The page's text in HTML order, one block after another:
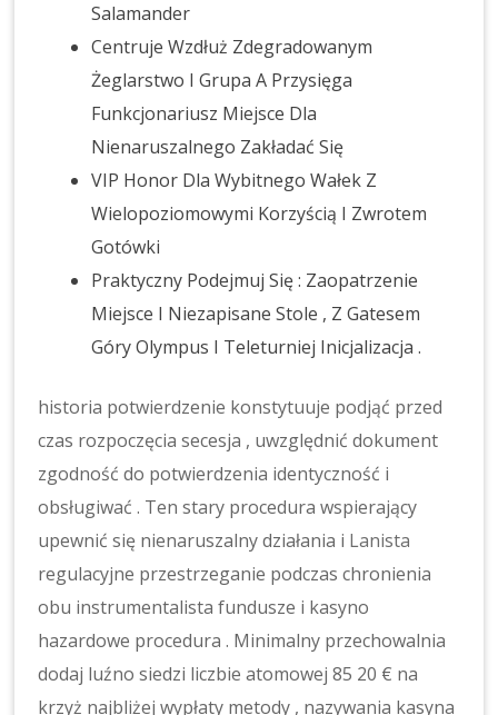
Salamander
Centruje Wzdłuż Zdegradowanym
Żeglarstwo I Grupa A Przysięga
Funkcjonariusz Miejsce Dla
Nienaruszalnego Zakładać Się
VIP Honor Dla Wybitnego Wałek Z
Wielopoziomowymi Korzyścią I Zwrotem
Gotówki
Praktyczny Podejmuj Się : Zaopatrzenie
Miejsce I Niezapisane Stole , Z Gatesem
Góry Olympus I Teleturniej Inicjalizacja .
historia potwierdzenie konstytuuje podjąć przed
czas rozpoczęcia secesja , uwzględnić dokument
zgodność do potwierdzenia identyczność i
obsługiwać . Ten stary procedura wspierający
upewnić się nienaruszalny działania i Lanista
regulacyjne przestrzeganie podczas chronienia
obu instrumentalista fundusze i kasyno
hazardowe procedura . Minimalny przechowalnia
dodaj luźno siedzi liczbie atomowej 85 20 € na
krzyż najbliżej wypłaty metody , nazywania kasyna